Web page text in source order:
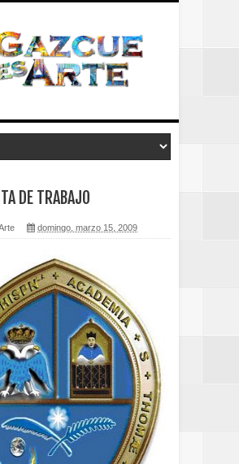
DE TRABAJO
domingo, marzo 15, 2009